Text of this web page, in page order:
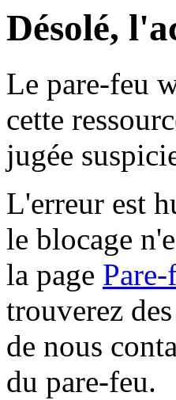
Désolé,
Le pare-feu
cette
jugée
L'erreur est
le blocage
la page
trouverez
de nous
du pare-feu.